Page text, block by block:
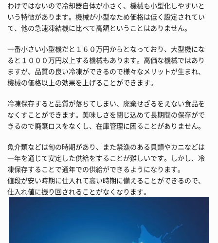
わけではないので冷却器自体が小さく、機械も小型化しやすいと
いう特徴があります。機械が小型なため価格は低く設定されてい
て、他の急速凍結機に比べて高額ということはありません。
一番小さい小型機だと１６０万円からとなっており、大型機にな
ると１０００万円以上する機械もあります。高価な機械ではあり
ますが、品質の良い冷凍ができるので様々なメリットが生まれ、
機械の価格以上の効果を上げることができます。
冷凍保存すると品質が落ちてしまい、廃棄せざるをえない食品を
なくすことができます。美味しさを閉じ込めて長期間の保存がで
きるので廃棄ロスをなくし、在庫管理に困ることがありません。
魚介類などは旬の時期があり、また禁漁のある貝類やカニなどは
一年を通じて安定した供給をすることが難しいです。しかし、冷
凍保存することで通年での供給ができるようになります。
値段が安い時期に仕入れて高い時期に備えることができるので、
仕入れ値に振り回されることがなくなります。